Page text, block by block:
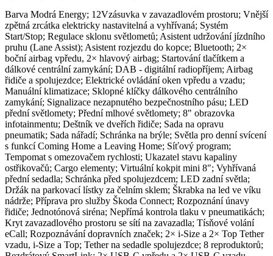
Barva Modrá Energy; 12Vzásuvka v zavazadlovém prostoru; Vnější
zpětná zrcátka elektricky nastavitelná a vyhřívaná; Systém
Start/Stop; Regulace sklonu světlometů; Asistent udržování jízdního
pruhu (Lane Assist); Asistent rozjezdu do kopce; Bluetooth; 2×
boční airbag vpředu, 2× hlavový airbag; Startování tlačítkem a
dálkové centrální zamykání; DAB - digitální radiopříjem; Airbag
řidiče a spolujezdce; Elektrické ovládání oken vpředu a vzadu;
Manuální klimatizace; Sklopné klíčky dálkového centrálního
zamykání; Signalizace nezapnutého bezpečnostního pásu; LED
přední světlomety; Přední mlhové světlomety; 8" obrazovka
infotainmentu; Deštník ve dveřích řidiče; Sada na opravu
pneumatik; Sada nářadí; Schránka na brýle; Světla pro denní svícení
s funkcí Coming Home a Leaving Home; Síťový program;
Tempomat s omezovačem rychlosti; Ukazatel stavu kapaliny
ostřikovačů; Cargo elementy; Virtuální kokpit mini 8"; Vyhřívaná
přední sedadla; Schránka před spolujezdcem; LED zadní světla;
Držák na parkovací lístky za čelním sklem; Škrabka na led ve víku
nádrže; Příprava pro služby Škoda Connect; Rozpoznání únavy
řidiče; Jednotónová siréna; Nepřímá kontrola tlaku v pneumatikách;
Kryt zavazadlového prostoru se sítí na zavazadla; Tísňové volání
eCall; Rozpoznávání dopravních značek; 2× i-Size a 2× Top Tether
vzadu, i-Size a Top; Tether na sedadle spolujezdce; 8 reproduktorů;